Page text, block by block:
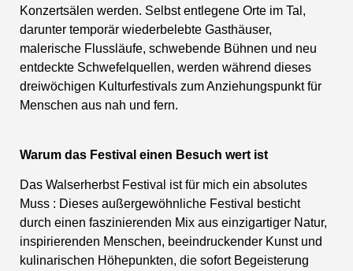
Konzertsälen werden. Selbst entlegene Orte im Tal,
darunter temporär wiederbelebte Gasthäuser,
malerische Flussläufe, schwebende Bühnen und neu
entdeckte Schwefelquellen, werden während dieses
dreiwöchigen Kulturfestivals zum Anziehungspunkt für
Menschen aus nah und fern.
Warum das Festival einen Besuch wert ist
Das Walserherbst Festival ist für mich ein absolutes
Muss : Dieses außergewöhnliche Festival besticht
durch einen faszinierenden Mix aus einzigartiger Natur,
inspirierenden Menschen, beeindruckender Kunst und
kulinarischen Höhepunkten, die sofort Begeisterung